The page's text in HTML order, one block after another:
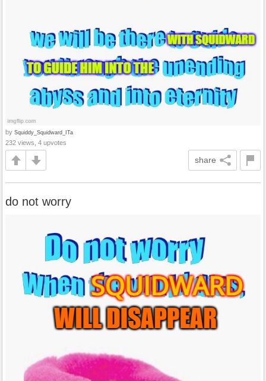
by Squiddy_Squidward_ITa
232 views, 4 upvotes
share
do not worry